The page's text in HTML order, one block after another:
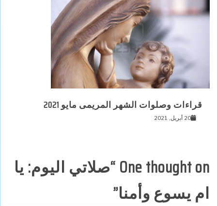
قراءات وصلوات الشهر المريمى مايو 2021
20 أبريل, 2021
One thought on “ صلاتي اليوم: يا
ام يسوع وأمنا”